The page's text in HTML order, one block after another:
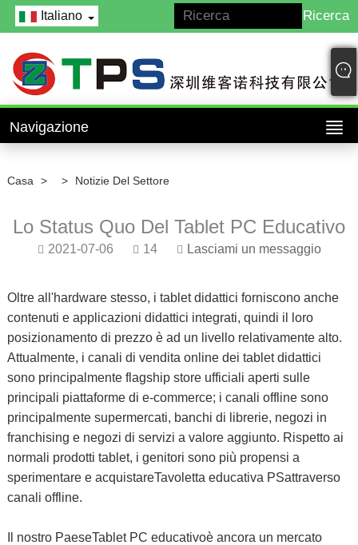
Italiano
Navigazione
Casa > > Notizie Del Settore
Lo Status Quo Del Tablet PC Educativo
2021-07-06 14 Lasciami un messaggio
Oltre all'hardware stesso, i tablet didattici forniscono anche
contenuti e applicazioni didattici integrati, quindi il loro
posizionamento di prezzo è ad un livello relativamente alto.
Attualmente, i canali di vendita online dei tablet didattici
sono principalmente flagship store ufficiali aperti sulle
principali piattaforme di e-commerce; i canali offline sono
principalmente supermercati, banchi di librerie, negozi in
franchising e negozi di servizi a valore aggiunto. Rispetto ai
normali prodotti tablet, i genitori sono più propensi a
sperimentare e acquistareTavoletta educativa PSattraverso
canali offline.
Il nostro PaeseTablet PC educativoè ancora un mercato